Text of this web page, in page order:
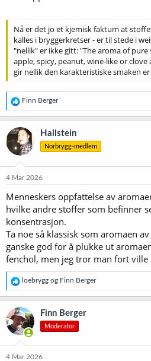
Nå er det jo et kjemisk faktum at
kalles i bryggerkretser - er til stede i
"nellik" er ikke gitt: "The aroma of pure
apple, spicy, peanut, wine-like or
gir nellik den karakteristiske smaken
R
e
a
k
s
j
o
e
:
Finn Berger
Hallstein
Norbrygg-medlem
4 Mar 2026
Menneskers oppfattelse av
hvilke andre stoffer som befinner
konsentrasjon.
Ta noe så klassisk som aromaen
ganske god for å plukke ut
fenchol, men jeg tror man fort ville
R
e
a
k
s
j
o
e
loebrygg og Finn Berger
Finn Berger
Moderator
4 Mar 2026